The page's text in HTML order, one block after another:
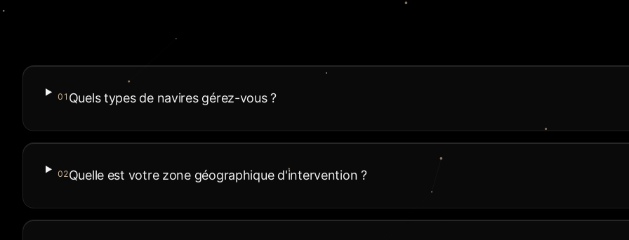
01 Quels types de navires gérez-vous ?
02Quelle est votre zone géographique d'intervention ?